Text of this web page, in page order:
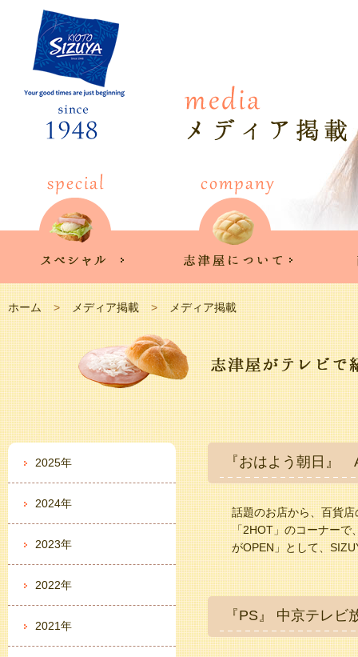
ホーム メディア掲載 メディア掲載
『おはよう朝日』
話題のお店から、百貨
「2HOT」のコーナーで
がOPEN」として、
『PS』 中京テレ
2025年
2024年
2023年
2022年
2021年